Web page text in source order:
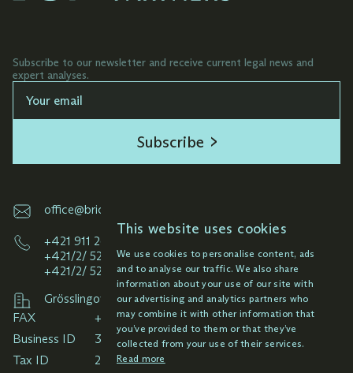
Subscribe to our newsletter and receive current legal news and
expert analyses.
Subscribe
office@brichta.sk
+421 911 261 145
+421/2/ 52 92 33 49
+421/2/ 52 92 38 59
Grösslingová 6-8, 811 09 Bratislava
FAX
Business ID
Tax ID
This website uses cookies
We use cookies to personalise content, ads
and to analyse our traffic. We also share
information about your use of our site with
our advertising and analytics partners who
may combine it with other information that
you’ve provided to them or that they’ve
collected from your use of their services.
Read more